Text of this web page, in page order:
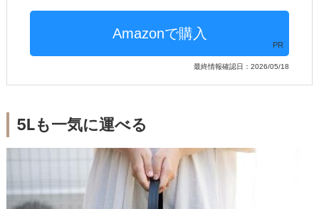
PR
最終情報確認日：2026/05/18
5Lも一気に運べる